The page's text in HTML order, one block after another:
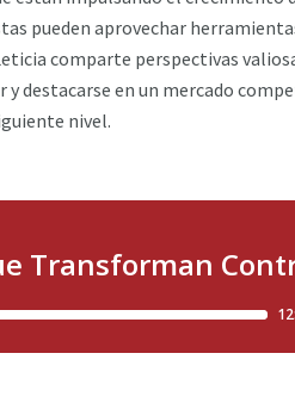
pueden aprovechar
comparte perspectivas
y destacarse en un mercado
nivel.